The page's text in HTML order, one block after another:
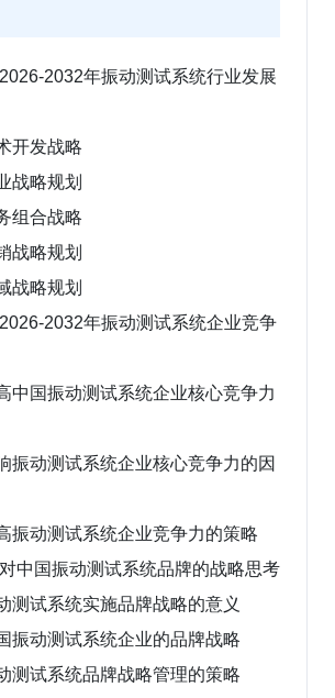
2032年振动测试系统行业发展
开发战略
战略规划
组合战略
战略规划
战略规划
2032年振动测试系统企业竞争
中国振动测试系统企业核心竞争力
振动测试系统企业核心竞争力的因
振动测试系统企业竞争力的策略
中国振动测试系统品牌的战略思考
测试系统实施品牌战略的意义
振动测试系统企业的品牌战略
测试系统品牌战略管理的策略